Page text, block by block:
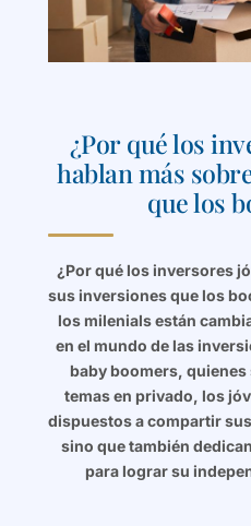
¿Por qué los
hablan más
que los
¿Por qué los inversores
sus inversiones que los
los milenials están
en el mundo de las
baby boomers,
temas en privado, los
dispuestos a compartir
sino que también
para lograr su